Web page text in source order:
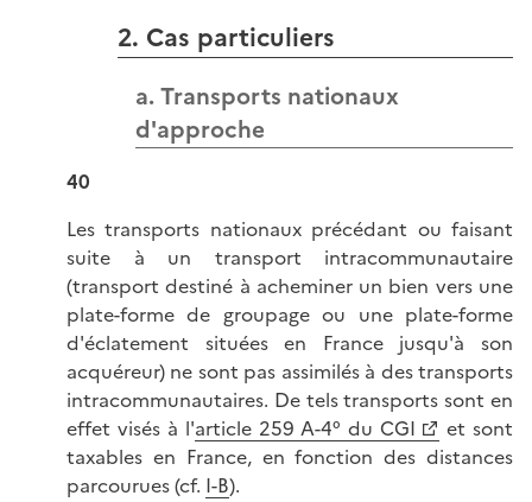
2. Cas particuliers
a. Transports nationaux
d'approche
40
Les transports nationaux précédant ou faisant
suite à un transport intracommunautaire
(transport destiné à acheminer un bien vers une
plate-forme de groupage ou une plate-forme
d'éclatement situées en France jusqu'à son
acquéreur) ne sont pas assimilés à des transports
intracommunautaires. De tels transports sont en
effet visés à l'article 259 A-4° du CGI
et sont
taxables en France, en fonction des distances
parcourues (cf. I-B).